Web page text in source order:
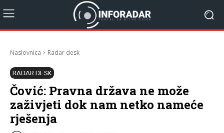
Naslovnica Radar desk
RADAR DESK
Čović: Pravna država ne može
zaživjeti dok nam netko nameće
rješenja